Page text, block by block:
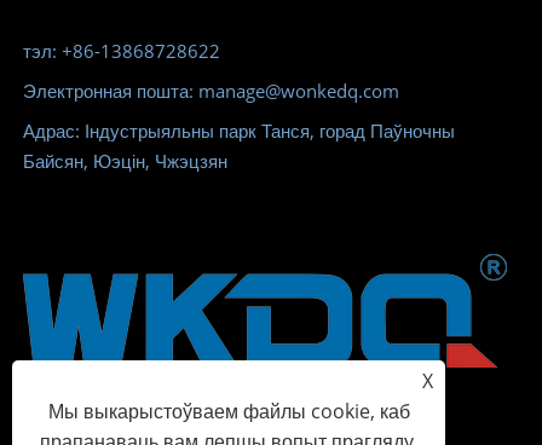
тэл: +86-13868728622
Электронная пошта: manage@wonkedq.com
Адрас: Індустрыяльны парк Танся, горад Паўночны
Байсян, Юэцін, Чжэцзян
X
Мы выкарыстоўваем файлы cookie, каб